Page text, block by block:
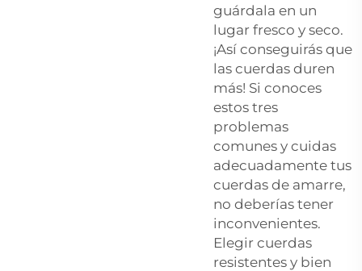
guárdala en un
lugar fresco y seco.
¡Así conseguirás que
las cuerdas duren
más! Si conoces
estos tres
problemas
comunes y cuidas
adecuadamente tus
cuerdas de amarre,
no deberías tener
inconvenientes.
Elegir cuerdas
resistentes y bien